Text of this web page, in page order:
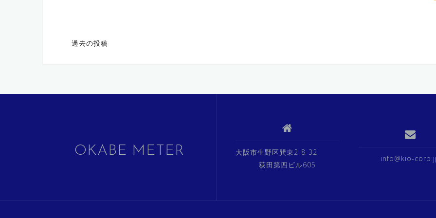
投
ビ
シ
ョ
過去の投稿
OKABE METER
大阪市生野区巽東2-8-32
荻田第四ビル605
info@kio-